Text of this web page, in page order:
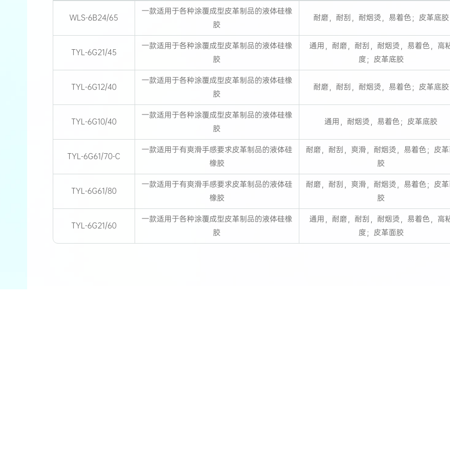
WLS-6B24/65
一款适用于各种涂覆成型皮革制品的液体硅橡
胶
耐磨，耐刮，耐烟烫，易着色；皮革底胶
TYL-6G21/45
一款适用于各种涂覆成型皮革制品的液体硅橡
胶
通用，耐磨，耐刮，耐烟烫，易着色，高
度；皮革底胶
TYL-6G12/40
一款适用于各种涂覆成型皮革制品的液体硅橡
胶
耐磨，耐刮，耐烟烫，易着色；皮革底胶
TYL-6G10/40
一款适用于各种涂覆成型皮革制品的液体硅橡
胶
通用，耐烟烫，易着色；皮革底胶
TYL-6G61/70-C
一款适用于有爽滑手感要求皮革制品的液体硅
橡胶
耐磨，耐刮，爽滑，耐烟烫，易着色；皮
胶
TYL-6G61/80
一款适用于有爽滑手感要求皮革制品的液体硅
橡胶
耐磨，耐刮，爽滑，耐烟烫，易着色；皮
胶
TYL-6G21/60
一款适用于各种涂覆成型皮革制品的液体硅橡
胶
通用，耐磨，耐刮，耐烟烫，易着色，高
度；皮革面胶